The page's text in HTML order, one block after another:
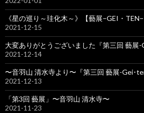
《星の巡り～珪化木～》【藝展−GEI・
2021-12-15
大変ありがとうございました『第三回 藝
2021-12-14
〜音羽山 清水寺より〜『第三回 藝展-Gei･
2021-12-13
「第3回 藝展」〜音羽山 清水寺〜
2021-11-23